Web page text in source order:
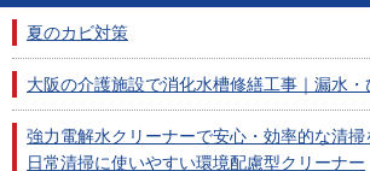
夏のカビ対策
大阪の介護施設で消化水槽修繕工事｜漏水
強力電解水クリーナーで安心・効率的な清掃
日常清掃に使いやすい環境配慮型クリーナー